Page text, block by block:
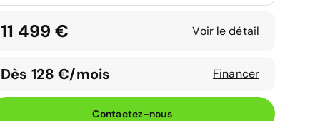
11 499 € Voir le détail
Dès 128 €/mois Financer
Contactez-nous